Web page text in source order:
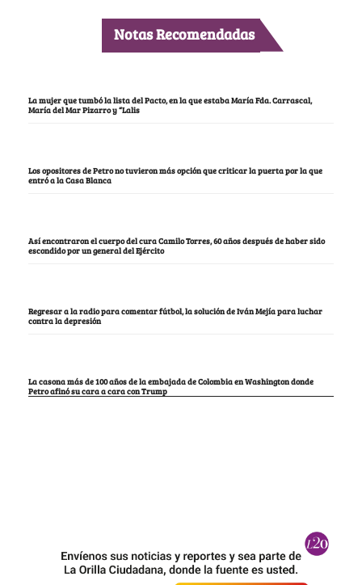
Notas Recomendadas
La mujer que tumbó la lista del Pacto, en la que estaba María Fda. Carrascal,
María del Mar Pizarro y “Lalis
Los opositores de Petro no tuvieron más opción que criticar la puerta por la que
entró a la Casa Blanca
Así encontraron el cuerpo del cura Camilo Torres, 60 años después de haber sido
escondido por un general del Ejército
Regresar a la radio para comentar fútbol, la solución de Iván Mejía para luchar
contra la depresión
La casona más de 100 años de la embajada de Colombia en Washington donde
Petro afinó su cara a cara con Trump